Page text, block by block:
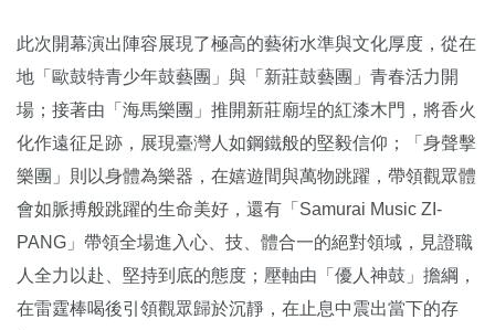
此次開幕演出陣容展現了極高的藝術水準與文化厚度，從在
地「歐鼓特青少年鼓藝團」與「新莊鼓藝團」青春活力開
場；接著由「海馬樂團」推開新莊廟埕的紅漆木門，將香火
化作遠征足跡，展現臺灣人如鋼鐵般的堅毅信仰；「身聲擊
樂團」則以身體為樂器，在嬉遊間與萬物跳躍，帶領觀眾體
會如脈搏般跳躍的生命美好，還有「Samurai Music ZI-
PANG」帶領全場進入心、技、體合一的絕對領域，見證職
人全力以赴、堅持到底的態度；壓軸由「優人神鼓」擔綱，
在雷霆棒喝後引領觀眾歸於沉靜，在止息中震出當下的存